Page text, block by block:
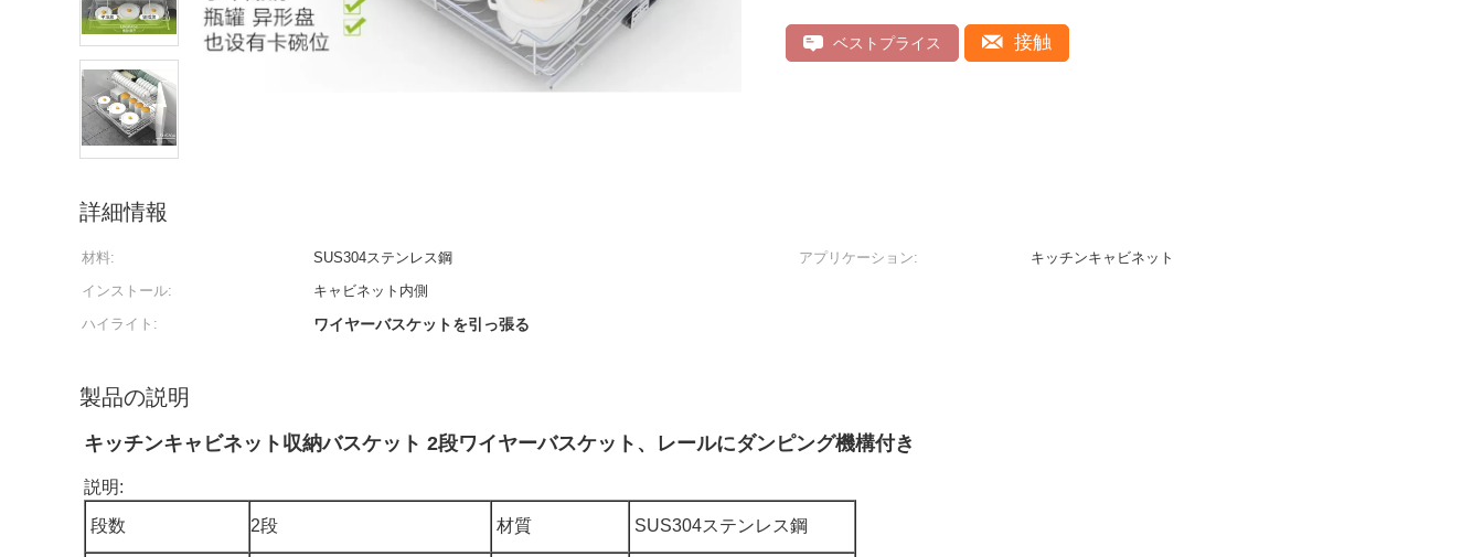
ベストプライス 接触
詳細情報
材料: SUS304ステンレス鋼 アプリケーション:
キッチンキャビネット
インストール:
キャビネット内側
ハイライト:
ワイヤーバスケットを引っ張る
製品の説明
キッチンキャビネット収納バスケット 2段ワイヤーバスケット、レールにダンピング機構付き
説明:
段数 2段 材質 SUS304ステンレス鋼